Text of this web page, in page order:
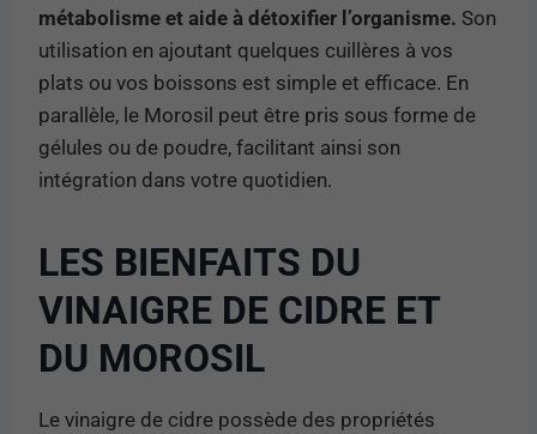
métabolisme et aide à détoxifier l’organisme. Son
utilisation en ajoutant quelques cuillères à vos
plats ou vos boissons est simple et efficace. En
parallèle, le Morosil peut être pris sous forme de
gélules ou de poudre, facilitant ainsi son
intégration dans votre quotidien.
LES BIENFAITS DU
VINAIGRE DE CIDRE ET
DU MOROSIL
Le vinaigre de cidre possède des propriétés